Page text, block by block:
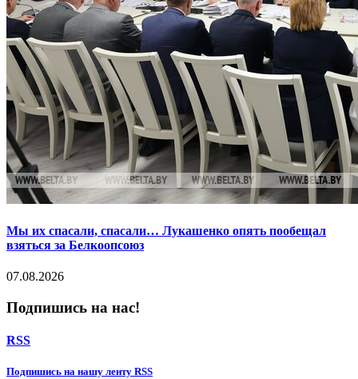
Мы их спасали, спасали… Лукашенко опять пообещал
взяться за Белкоопсоюз
07.08.2026
Подпишись на нас!
RSS
Подпишиcь на нашу ленту RSS